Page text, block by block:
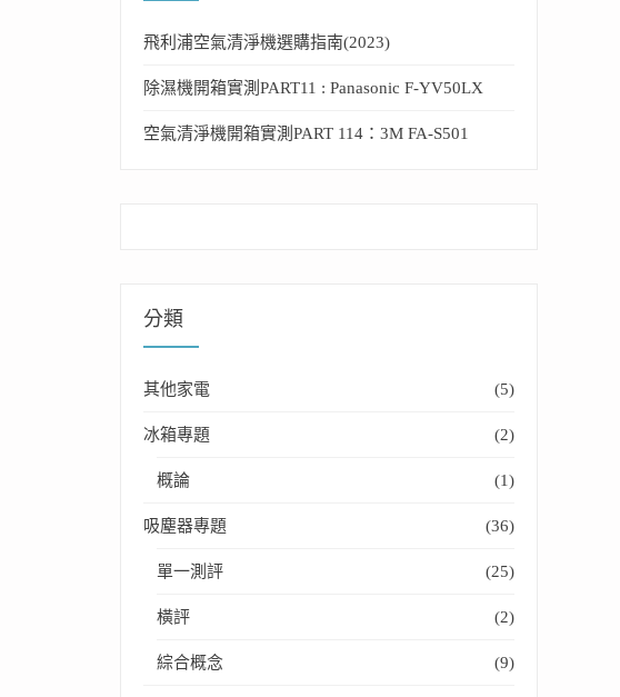
飛利浦空氣清淨機選購指南(2023)
除濕機開箱實測PART11 : Panasonic F-YV50LX
空氣清淨機開箱實測PART 114：3M FA-S501
分類
其他家電 (5)
冰箱專題 (2)
概論 (1)
吸塵器專題 (36)
單一測評 (25)
橫評 (2)
綜合概念 (9)